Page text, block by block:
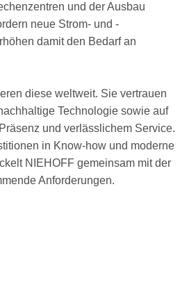
und der Ausbau
neue Strom- und
damit den Bedarf an
diese weltweit. Sie vertrauen
Technologie sowie auf
und ­verlässlichem Service.
in Know-how und moderne
NIEHOFF gemeinsam mit der
­Anforderungen.